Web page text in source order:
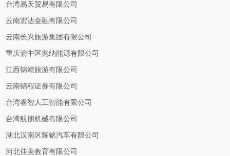
台湾易天贸易有限公司
云南宏达金融有限公司
云南长兴旅游集团有限公司
重庆渝中区兆纳能源有限公司
江西锦靖旅游有限公司
云南锦程证券有限公司
台湾睿智人工智能有限公司
台湾航朋机械有限公司
湖北汉南区耀铭汽车有限公司
河北佳美教育有限公司